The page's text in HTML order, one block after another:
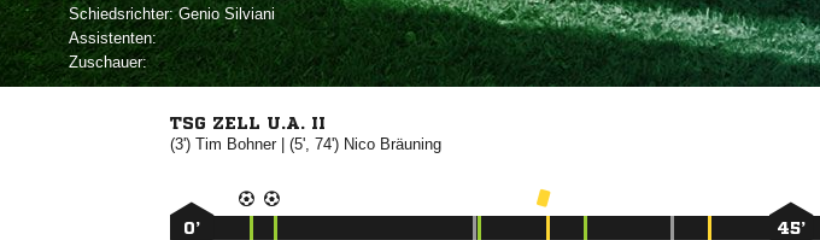
Schiedsrichter:  
Assistenten:
Zuschauer:
TSG ZELL U.A. II
(3')  | (5', 74') 
0’ 45’